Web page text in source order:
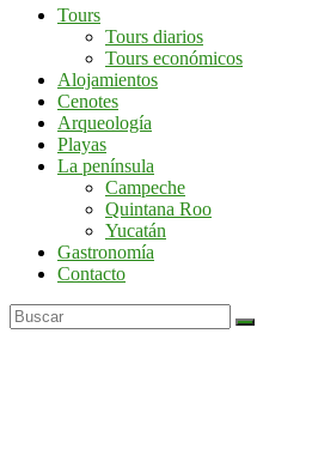
Mochileros
Yucatán
Yucatán
Tours
Tours diarios
Tours económicos
Alojamientos
Cenotes
Arqueología
Playas
La península
Campeche
Quintana Roo
Yucatán
Gastronomía
Contacto